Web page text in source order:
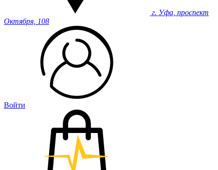
г. Уфа, проспект
Октября, 108
Войти